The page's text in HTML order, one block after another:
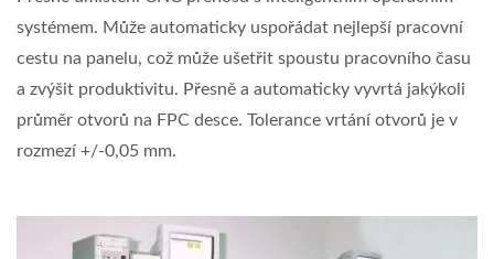
systémem. Může automaticky uspořádat nejlepší pracovní
cestu na panelu, což může ušetřit spoustu pracovního času
a zvýšit produktivitu. Přesně a automaticky vyvrtá jakýkoli
průměr otvorů na FPC desce. Tolerance vrtání otvorů je v
rozmezí +/-0,05 mm.